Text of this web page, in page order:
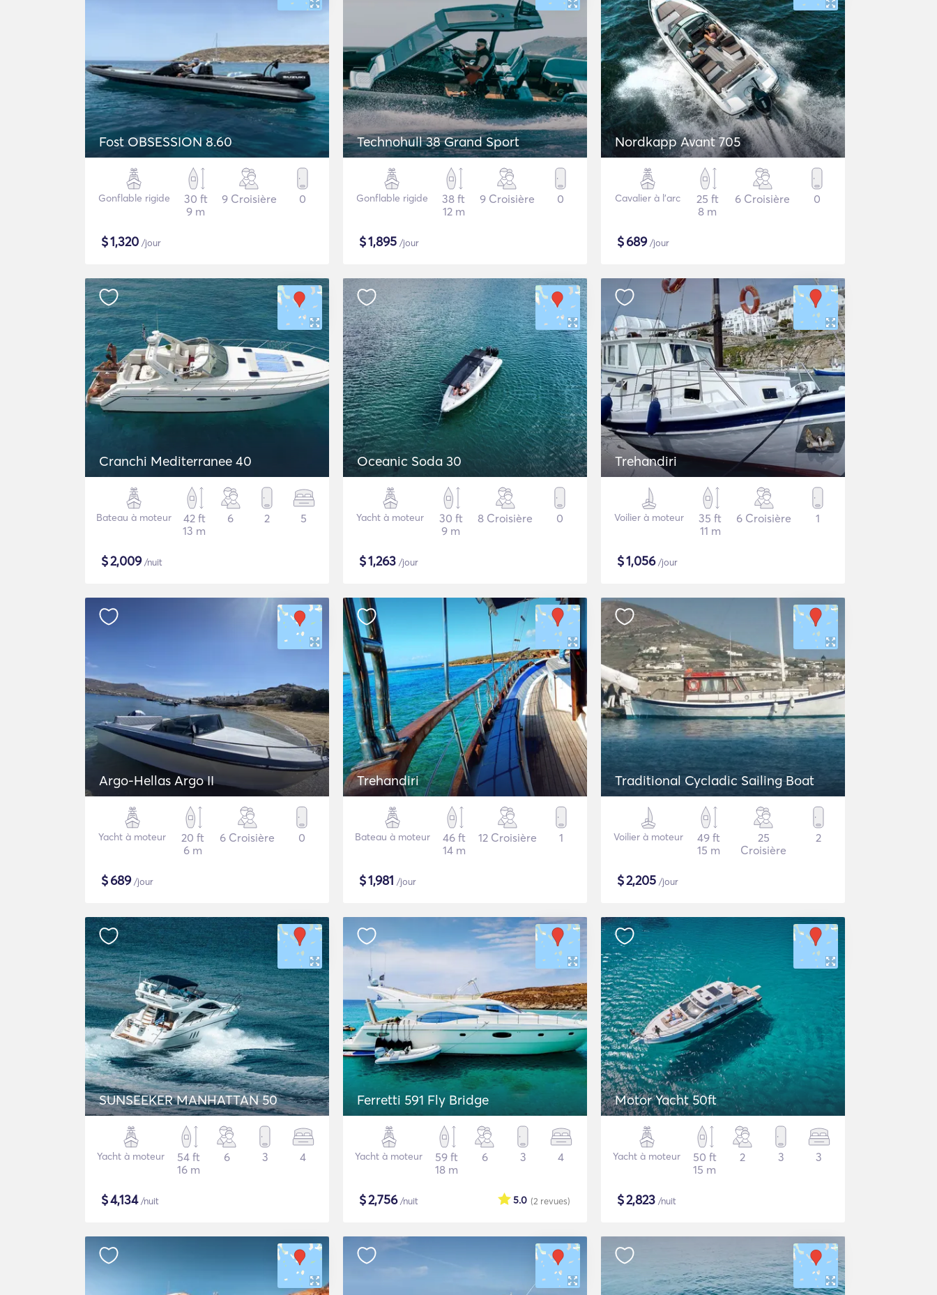
Fost OBSESSION 8.60
Gonflable rigide
30 ft
9 m
9 Croisière 0
$1,320 /jour
Technohull 38 Grand Sport
Gonflable rigide
38 ft
12 m
9 Croisière 0
$1,895 /jour
Nordkapp Avant 705
Cavalier à l'arc
25 ft
8 m
6 Croisière 0
$689/jour
Cranchi Mediterranee 40
Bateau à moteur
42 ft
13 m
6 2 5
$2,009/nuit
Oceanic Soda 30
Yacht à moteur
30 ft
9 m
8 Croisière 0
$1,263 /jour
Trehandiri
Voilier à moteur
35 ft
11 m
6 Croisière 1
$1,056/jour
Argo-Hellas Argo II
Yacht à moteur
20 ft
6 m
6 Croisière 0
$689/jour
Trehandiri
Bateau à moteur
46 ft
14 m
12 Croisière 1
$1,981 /jour
Traditional Cycladic Sailing Boat
Voilier à moteur
49 ft
15 m
25
Croisière
2
$2,205 /jour
SUNSEEKER MANHATTAN 50
Yacht à moteur
54 ft
16 m
6 3 4
$4,134/nuit
Ferretti 591 Fly Bridge
Yacht à moteur
59 ft
18 m
6 3 4
$2,756/nuit (2 revues)
5.0
Motor Yacht 50ft
Yacht à moteur
50 ft
15 m
2 3 3
$2,823 /nuit